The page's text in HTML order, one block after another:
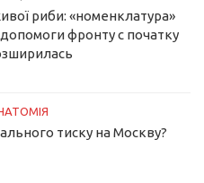
риби: «номенклатура»
фронту с початку
тиску на Москву?